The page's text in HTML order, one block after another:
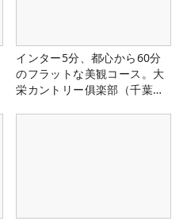
インター5分、都心から60分
のフラットな美観コース。大
栄カントリー俱楽部（千葉